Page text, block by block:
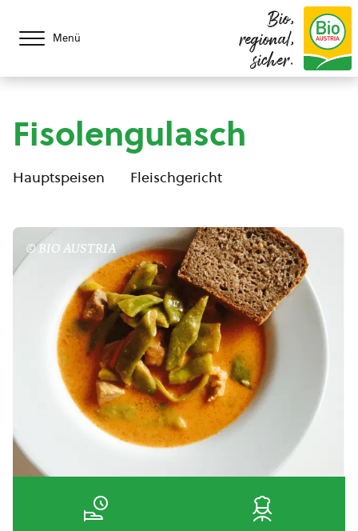
Menü
Bio,
regional,
sicher.
Fisolengulasch
Hauptspeisen Fleischgericht
© BIO AUSTRIA